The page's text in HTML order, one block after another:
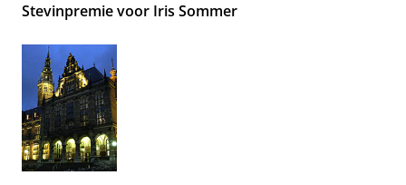
Stevinpremie voor Iris Sommer